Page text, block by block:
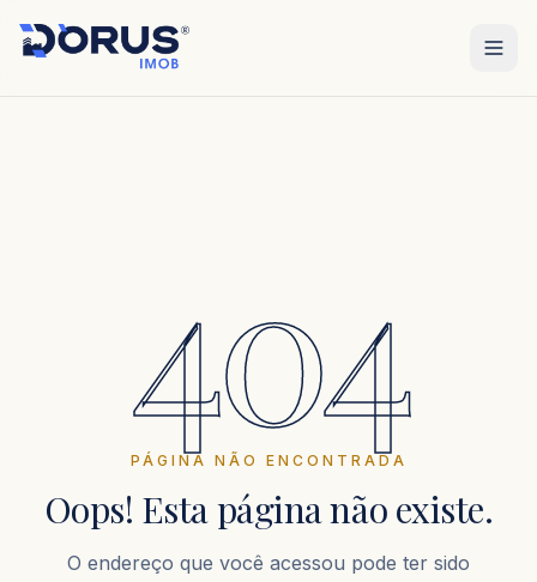
404
PÁGINA NÃO ENCONTRADA
Oops! Esta página não existe.
O endereço que você acessou pode ter sido